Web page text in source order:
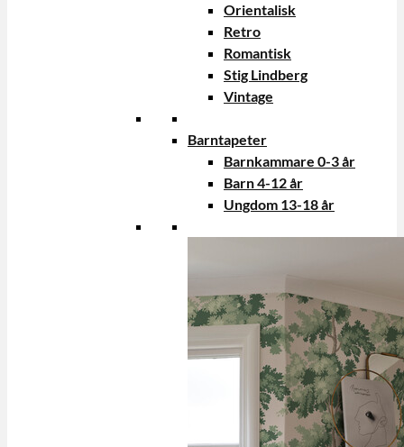
Orientalisk
Retro
Romantisk
Stig Lindberg
Vintage
Barntapeter
Barnkammare 0-3 år
Barn 4-12 år
Ungdom 13-18 år